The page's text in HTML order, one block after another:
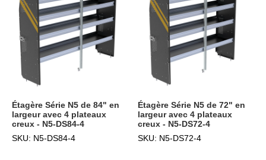
Étagère Série N5 de 84" en
largeur avec 4 plateaux
creux - N5-DS84-4
SKU: N5-DS84-4
Étagère Série N5 de 72" en
largeur avec 4 plateaux
creux - N5-DS72-4
SKU: N5-DS72-4